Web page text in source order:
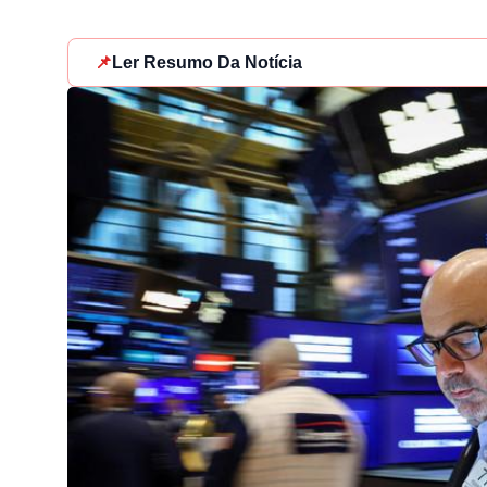
📌 Ler Resumo Da Notícia